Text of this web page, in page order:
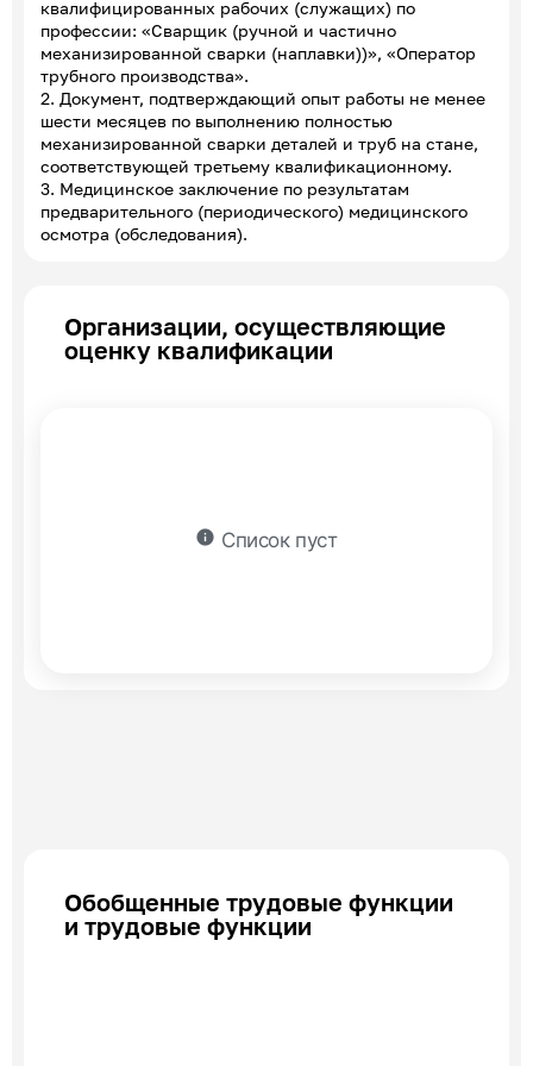
квалифицированных рабочих (служащих) по
профессии: «Сварщик (ручной и частично
механизированной сварки (наплавки))», «Оператор
трубного производства».
2. Документ, подтверждающий опыт работы не менее
шести месяцев по выполнению полностью
механизированной сварки деталей и труб на стане,
соответствующей третьему квалификационному.
3. Медицинское заключение по результатам
предварительного (периодического) медицинского
осмотра (обследования).
Организации, осуществляющие
оценку квалификации
info Список пуст
Обобщенные трудовые функции
и трудовые функции